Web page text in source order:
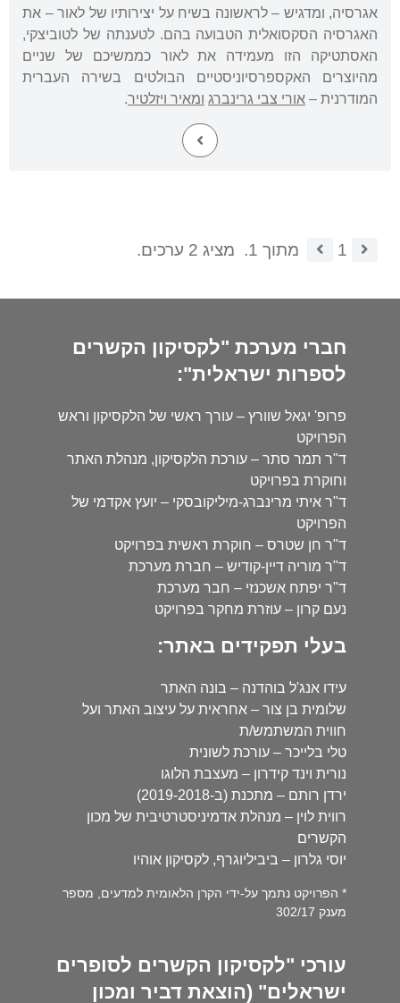
אגרסיה, ומדגיש – לראשונה בשיח על יצירותיו של לאור – את
האגרסיה הסקסואלית הטבועה בהם. לטענתה של לטוביצקי,
האסתטיקה הזו מעמידה את לאור כממשיכם של שניים
מהיוצרים האקספרסיוניסטיים הבולטים בשירה העברית
המודרנית – אורי צבי גרינברג ומאיר ויזלטיר.
1 מתוך 1. מציג 2 ערכים.
חברי מערכת "לקסיקון הקשרים
לספרות ישראלית":
פרופ' יגאל שוורץ – עורך ראשי של הלקסיקון וראש
הפרויקט
ד"ר תמר סתר – עורכת הלקסיקון, מנהלת האתר
וחוקרת בפרויקט
ד"ר איתי מרינברג-מיליקובסקי – יועץ אקדמי של
הפרויקט
ד"ר חן שטרס – חוקרת ראשית בפרויקט
ד"ר מוריה דיין-קודיש – חברת מערכת
ד"ר יפתח אשכנזי – חבר מערכת
נעם קרון – עוזרת מחקר בפרויקט
בעלי תפקידים באתר:
עידו אנג'ל בוהדנה – בונה האתר
שלומית בן צור – אחראית על עיצוב האתר ועל
חווית המשתמש/ת
טלי בלייכר – עורכת לשונית
נורית וינד קידרון – מעצבת הלוגו
ירדן רותם – מתכנת (ב-2019-2018)
רווית לוין – מנהלת אדמיניסטרטיבית של מכון
הקשרים
יוסי גלרון – ביביליוגרף, לקסיקון אוהיו
* הפרויקט נתמך על-ידי הקרן הלאומית למדעים, מספר
מענק 302/17
עורכי "לקסיקון הקשרים לסופרים
ישראלים" (הוצאת דביר ומכון